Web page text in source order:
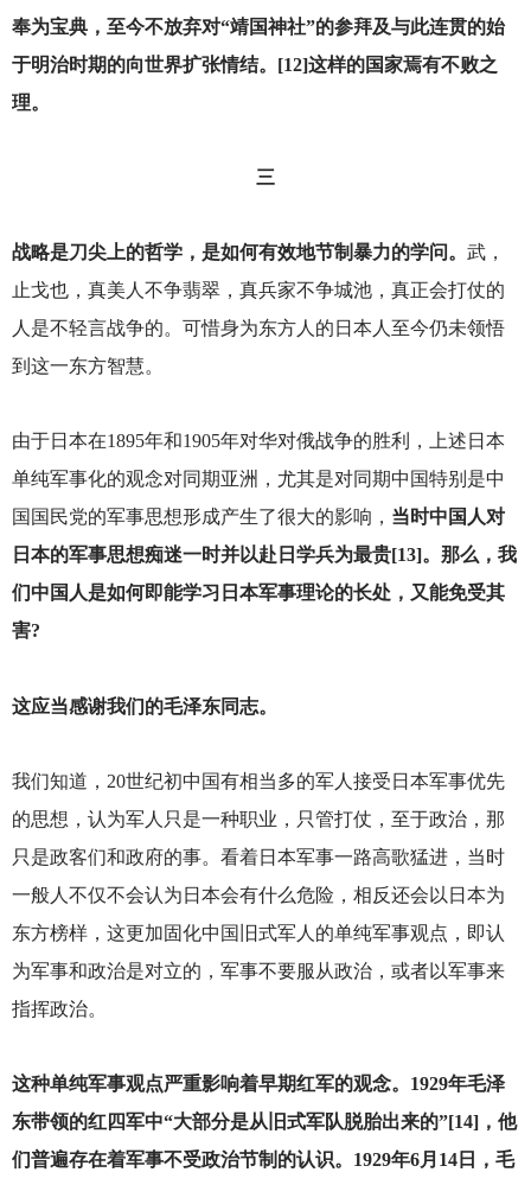
奉为宝典，至今不放弃对“靖国神社”的参拜及与此连贯的始
于明治时期的向世界扩张情结。[12]这样的国家焉有不败之
理。
三
战略是刀尖上的哲学，是如何有效地节制暴力的学问。 武，
止戈也，真美人不争翡翠，真兵家不争城池，真正会打仗的
人是不轻言战争的。可惜身为东方人的日本人至今仍未领悟
到这一东方智慧。
由于日本在1895年和1905年对华对俄战争的胜利，上述日本
单纯军事化的观念对同期亚洲，尤其是对同期中国特别是中
国国民党的军事思想形成产生了很大的影响， 当时中国人对
日本的军事思想痴迷一时并以赴日学兵为最贵[13]。那么，我
们中国人是如何即能学习日本军事理论的长处，又能免受其
害?
这应当感谢我们的毛泽东同志。
我们知道，20世纪初中国有相当多的军人接受日本军事优先
的思想，认为军人只是一种职业，只管打仗，至于政治，那
只是政客们和政府的事。看着日本军事一路高歌猛进，当时
一般人不仅不会认为日本会有什么危险，相反还会以日本为
东方榜样，这更加固化中国旧式军人的单纯军事观点，即认
为军事和政治是对立的，军事不要服从政治，或者以军事来
指挥政治。
这种单纯军事观点严重影响着早期红军的观念。1929年毛泽
东带领的红四军中“大部分是从旧式军队脱胎出来的”[14]，他
们普遍存在着军事不受政治节制的认识。1929年6月14日，毛